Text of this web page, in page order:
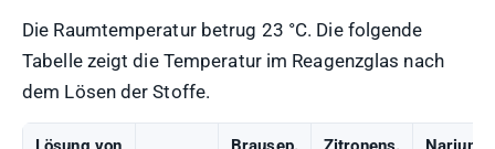
Die Raumtemperatur betrug 23 °C. Die folgende
Tabelle zeigt die Temperatur im Reagenzglas nach
dem Lösen der Stoffe.